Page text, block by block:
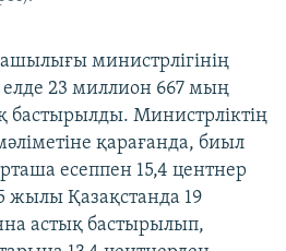
министрлігінің
23 миллион 667 мың
бастырылды. Министрліктің
қарағанда, биыл
есеппен 15,4 центнер
жылы Қазақстанда 19
астық бастырылып,